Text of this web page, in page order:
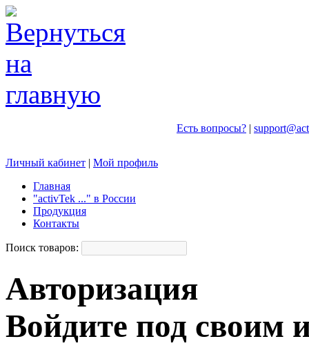
Есть вопросы? |
Личный кабинет | Мой профиль
Главная
"activTek ..." в России
Продукция
Контакты
Поиск товаров:
Авторизация
Войдите под своим